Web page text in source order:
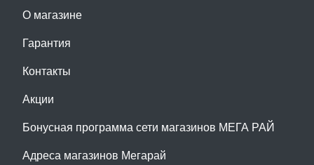
О магазине
Гарантия
Контакты
Акции
Бонусная программа сети магазинов МЕГА РАЙ
Адреса магазинов Мегарай